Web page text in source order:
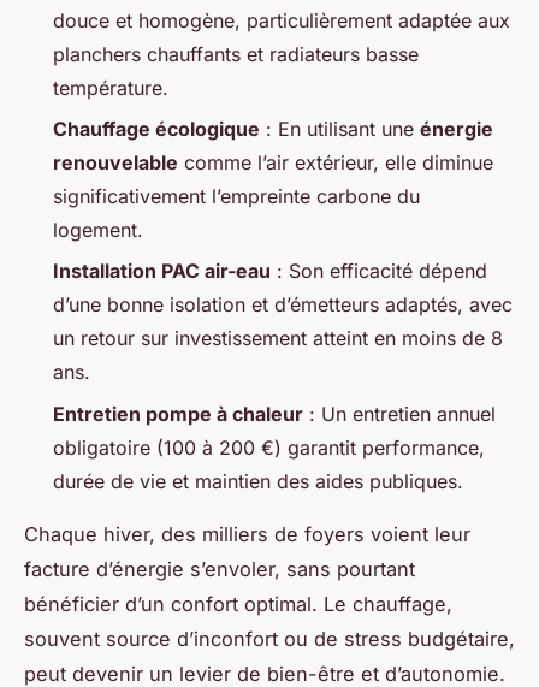
douce et homogène, particulièrement adaptée aux
planchers chauffants et radiateurs basse
température.
Chauffage écologique : En utilisant une énergie
renouvelable comme l’air extérieur, elle diminue
significativement l’empreinte carbone du
logement.
Installation PAC air-eau : Son efficacité dépend
d’une bonne isolation et d’émetteurs adaptés, avec
un retour sur investissement atteint en moins de 8
ans.
Entretien pompe à chaleur : Un entretien annuel
obligatoire (100 à 200 €) garantit performance,
durée de vie et maintien des aides publiques.
Chaque hiver, des milliers de foyers voient leur
facture d’énergie s’envoler, sans pourtant
bénéficier d’un confort optimal. Le chauffage,
souvent source d’inconfort ou de stress budgétaire,
peut devenir un levier de bien-être et d’autonomie.